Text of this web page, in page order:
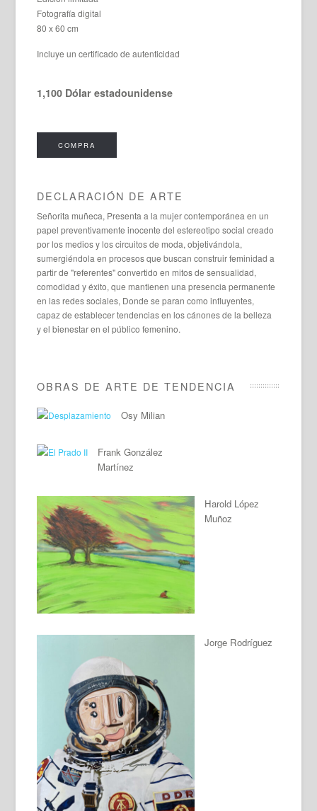
Fotografía digital
80 x 60 cm
Incluye un certificado de autenticidad
1,100 Dólar estadounidense
COMPRA
DECLARACIÓN DE ARTE
Señorita muñeca, Presenta a la mujer contemporánea en un
papel preventivamente inocente del estereotipo social creado
por los medios y los circuitos de moda, objetivándola,
sumergiéndola en procesos que buscan construir feminidad a
partir de "referentes" convertido en mitos de sensualidad,
comodidad y éxito, que mantienen una presencia permanente
en las redes sociales, Donde se paran como influyentes,
capaz de establecer tendencias en los cánones de la belleza
y el bienestar en el público femenino.
OBRAS DE ARTE DE TENDENCIA
Osy Milian
Frank González
Martínez
Harold López
Muñoz
Jorge Rodríguez